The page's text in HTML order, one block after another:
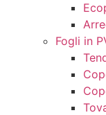
Fogli in